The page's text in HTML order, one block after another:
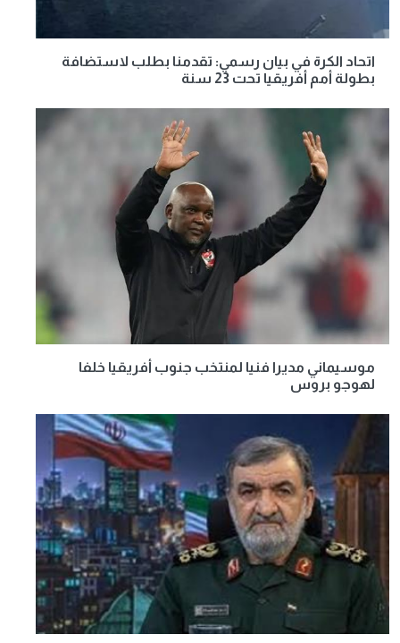
اتحاد الكرة في بيان رسمي: تقدمنا بطلب لاستضافة
بطولة أمم أفريقيا تحت 23 سنة
موسيماني مديرا فنيا لمنتخب جنوب أفريقيا خلفا
لهوجو بروس